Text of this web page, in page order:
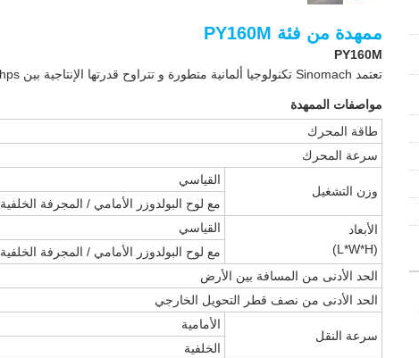
ممهدة من فئة PY160M
PY160M
تعتمد Sinomach تكنولوجيا ألمانية متطورة و تتراوح قدرتها الإنتاجية بين 120hps و 350hps .
مواصفات الممهدة
طاقة المحرك
سرعة المحرك
وزن التشغيل
القياسي
مع لوح البولدوزر الأمامي / المجرفة الخلفية
الأبعاد
(L*W*H)
القياسي
مع لوح البولدوزر الأمامي / المجرفة الخلفية
الحد الأدنى من المسافة بين الأرض
الحد الأدنى من نصف قطر التحويل الخارجي
سرعة النقل
الأمامية
الخلفية